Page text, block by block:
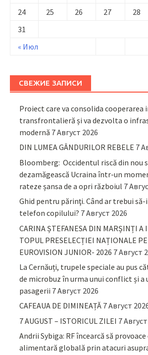
« Июл
24
25 26 27 28
31
СВЕЖИЕ ЗАПИСИ
Proiect care va consolida
transfrontalieră și va dezvolta o
modernă 7 Август 2026
DIN LUMEA GÂNDURILOR REBELE 7
Bloomberg: Occidentul riscă din nou
dezamăgească Ucraina într-un
rateze șansa de a opri războiul 7
Ghid pentru părinţi. Când ar trebui să-
telefon copilului? 7 Август 2026
CARINA ȘTEFANESA DIN MARȘINȚI A
TOPUL PRESELECȚIEI NAȚIONALE
EUROVISION JUNIOR- 2026 7 Август
La Cernăuți, trupele speciale au pus
de microbuz în urma unui conflict și a
pasagerii 7 Август 2026
CAFEAUA DE DIMINEAȚĂ 7 Август
7 AUGUST – ISTORICUL ZILEI 7
Andrii Sybiga: RF încearcă să
alimentară globală prin atacuri